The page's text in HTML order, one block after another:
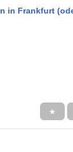
in Frankfurt
★